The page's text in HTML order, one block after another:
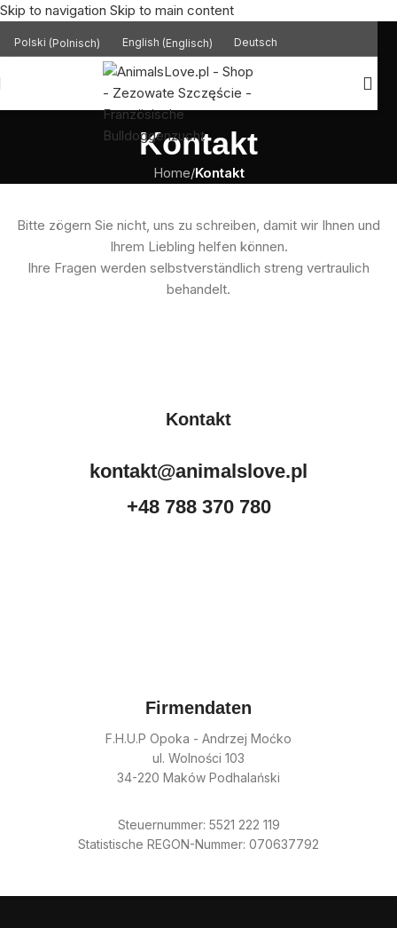
Skip to navigation Skip to main content
Polski (Polnisch) English (Englisch) Deutsch
Kontakt
Home/Kontakt
Bitte zögern Sie nicht, uns zu schreiben, damit wir Ihnen und
Ihrem Liebling helfen können.
Ihre Fragen werden selbstverständlich streng vertraulich
behandelt.
Kontakt
kontakt@animalslove.pl
+48 788 370 780
Firmendaten
F.H.U.P Opoka - Andrzej Moćko
ul. Wolności 103
34-220 Maków Podhalański
Steuernummer: 5521 222 119
Statistische REGON-Nummer: 070637792